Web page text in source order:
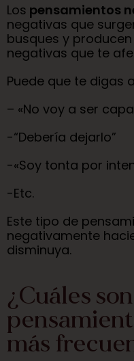
Los pensamientos
negativas que
busques y
negativas que te
Puede que te digas
– «No voy a ser
-“Debería dejarlo”
-«Soy tonta por
-Etc.
Este tipo de
negativamente
disminuya.
¿Cuáles
más